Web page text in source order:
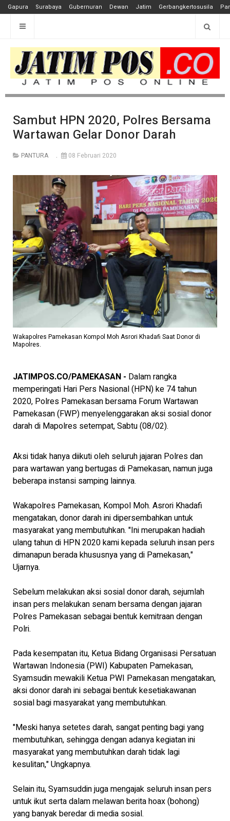
Gapura Surabaya Gubernuran Dewan Jatim Gerbangkertosusila
Sambut HPN 2020, Polres Bersama
Wartawan Gelar Donor Darah
PANTURA 08 Februari 2020
Wakapolres Pamekasan Kompol Moh Asrori Khadafi Saat Donor di
Mapolres.
JATIMPOS.CO/PAMEKASAN - Dalam rangka
memperingati Hari Pers Nasional (HPN) ke 74 tahun
2020, Polres Pamekasan bersama Forum Wartawan
Pamekasan (FWP) menyelenggarakan aksi sosial donor
darah di Mapolres setempat, Sabtu (08/02).
Aksi tidak hanya diikuti oleh seluruh jajaran Polres dan
para wartawan yang bertugas di Pamekasan, namun juga
beberapa instansi samping lainnya.
Wakapolres Pamekasan, Kompol Moh. Asrori Khadafi
mengatakan, donor darah ini dipersembahkan untuk
masyarakat yang membutuhkan. "Ini merupakan hadiah
ulang tahun di HPN 2020 kami kepada seluruh insan pers
dimanapun berada khususnya yang di Pamekasan,"
Ujarnya.
Sebelum melakukan aksi sosial donor darah, sejumlah
insan pers melakukan senam bersama dengan jajaran
Polres Pamekasan sebagai bentuk kemitraan dengan
Polri.
Pada kesempatan itu, Ketua Bidang Organisasi Persatuan
Wartawan Indonesia (PWI) Kabupaten Pamekasan,
Syamsudin mewakili Ketua PWI Pamekasan mengatakan,
aksi donor darah ini sebagai bentuk kesetiakawanan
sosial bagi masyarakat yang membutuhkan.
"Meski hanya setetes darah, sangat penting bagi yang
membutuhkan, sehingga dengan adanya kegiatan ini
masyarakat yang membutuhkan darah tidak lagi
kesulitan," Ungkapnya.
Selain itu, Syamsuddin juga mengajak seluruh insan pers
untuk ikut serta dalam melawan berita hoax (bohong)
yang banyak beredar di media sosial.